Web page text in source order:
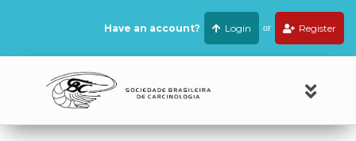
Have an account? Login or Register